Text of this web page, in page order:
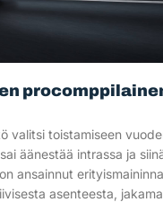
valitsi toistamiseen
äänestää intrassa ja
ansainnut
asenteesta,